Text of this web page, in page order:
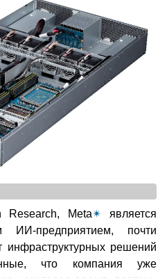
Research, Meta✴ является
ИИ-предприятием, почти
инфраструктурных решений
что компания уже